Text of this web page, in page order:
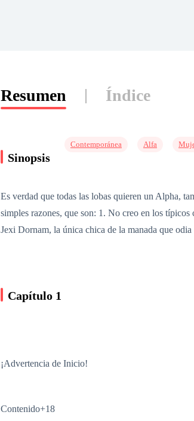
Resumen Índice
Sinopsis
Contemporánea Alfa
Es verdad que todas las lobas quieren un Alpha,
simples razones, que son: 1. No creo en los
Jexi Dornam, la única chica de la manada que
Capítulo 1
¡Advertencia de Inicio!
Contenido+18